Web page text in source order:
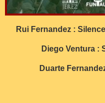
Rui Fernandez :
Diego Ventura :
Duarte